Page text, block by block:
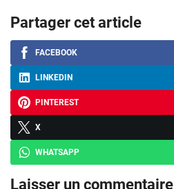
Partager cet article
FACEBOOK
LINKEDIN
PINTEREST
X
WHATSAPP
Laisser un commentaire